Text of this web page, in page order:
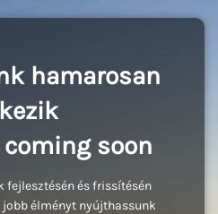
hamarosan
soon
fejlesztésén és frissítésén
élményt nyújthassunk